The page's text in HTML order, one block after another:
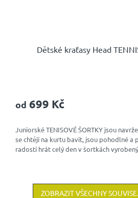
Dětské kraťasy Head
od 699 Kč
Juniorské TENISOVÉ ŠORTKY jsou
se chtějí na kurtu bavit, jsou pohodlné a
radostí hrát celý den v šortkách
ZOBRAZIT VŠECHNY